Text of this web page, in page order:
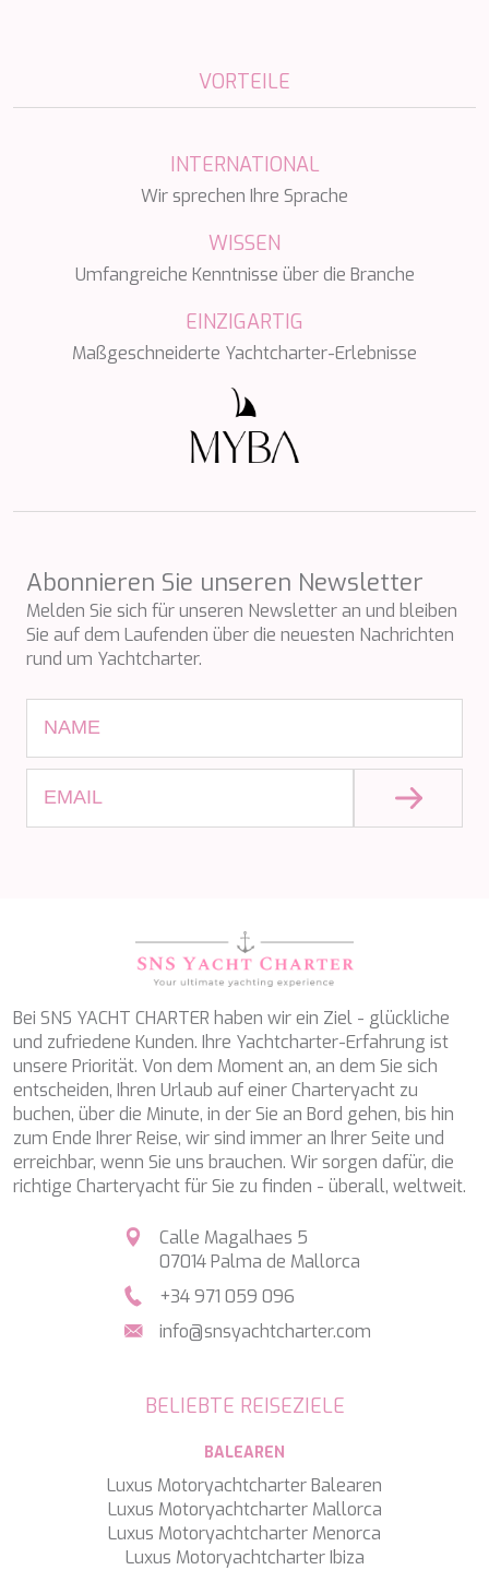
VORTEILE
INTERNATIONAL
Wir sprechen Ihre Sprache
WISSEN
Umfangreiche Kenntnisse über die Branche
EINZIGARTIG
Maßgeschneiderte Yachtcharter-Erlebnisse
Abonnieren Sie unseren Newsletter
Melden Sie sich für unseren Newsletter an und bleiben
Sie auf dem Laufenden über die neuesten Nachrichten
rund um Yachtcharter.
Bei SNS YACHT CHARTER haben wir ein Ziel - glückliche
und zufriedene Kunden. Ihre Yachtcharter-Erfahrung ist
unsere Priorität. Von dem Moment an, an dem Sie sich
entscheiden, Ihren Urlaub auf einer Charteryacht zu
buchen, über die Minute, in der Sie an Bord gehen, bis hin
zum Ende Ihrer Reise, wir sind immer an Ihrer Seite und
erreichbar, wenn Sie uns brauchen. Wir sorgen dafür, die
richtige Charteryacht für Sie zu finden - überall, weltweit.
Calle Magalhaes 5
07014 Palma de Mallorca
+34 971 059 096
info@snsyachtcharter.com
BELIEBTE REISEZIELE
BALEAREN
Luxus Motoryachtcharter Balearen
Luxus Motoryachtcharter Mallorca
Luxus Motoryachtcharter Menorca
Luxus Motoryachtcharter Ibiza
THALYSSA
VAUBAN
VERTIGO
WHISPER
WORLD'S END
WYLDECREST
XMOTION
YOLO
ZENJI